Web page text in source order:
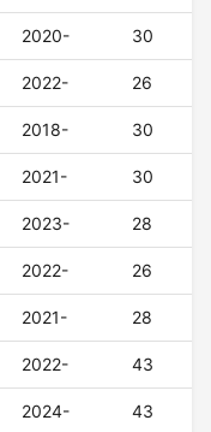
2020- 30
2022- 26
2018- 30
2021- 30
2023- 28
2022- 26
2021- 28
2022- 43
2024- 43